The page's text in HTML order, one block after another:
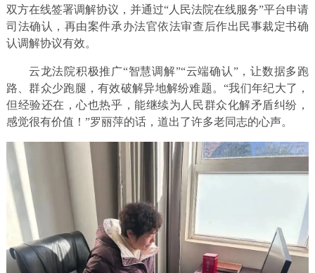
双方在线签署调解协议，并通过“人民法院在线服务”平台申请
司法确认，再由案件承办法官依法审查后作出民事裁定书确
认调解协议有效。
云龙法院积极推广“智慧调解”“云端确认”，让数据多跑
路、群众少跑腿，有效破解异地解纷难题。“我们年纪大了，
但经验还在，心也热乎，能继续为人民群众化解矛盾纠纷，
感觉很有价值！”罗丽萍的话，道出了许多老同志的心声。